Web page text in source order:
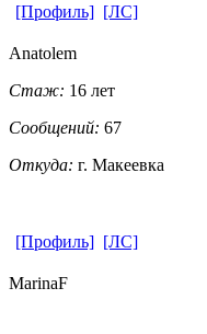
[Профиль] [ЛС]
Anatolem
Стаж: 16 лет
Сообщений: 67
Откуда: г. Макеевка
[Профиль] [ЛС]
MarinaF